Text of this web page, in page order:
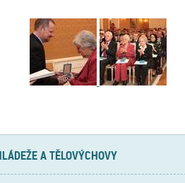
A TĚLOVÝCHOVY